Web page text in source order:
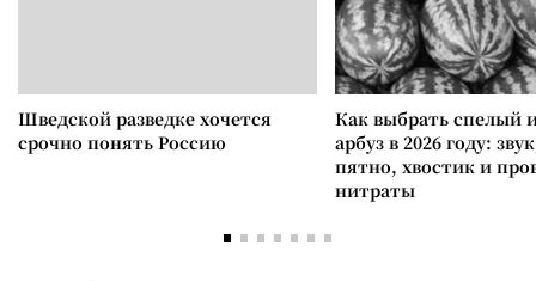
Шведской разведке хочется
срочно понять Россию
Как выбрать спелый
арбуз в 2026 году:
пятно, хвостик и
нитраты